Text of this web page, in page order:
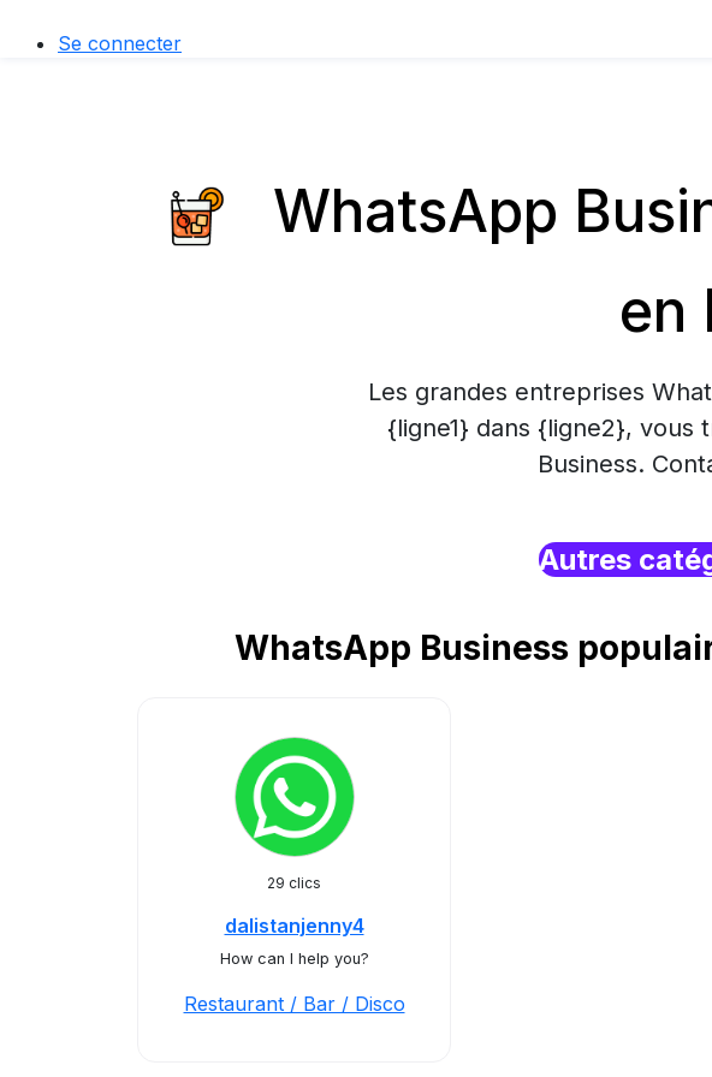
Se connecter
WhatsApp
en
Les grandes entreprises
{ligne1} dans {ligne2}, vous
Business.
Autres
WhatsApp Business
29 clics
dalistanjenny4
How can I help you?
Restaurant / Bar / Disco